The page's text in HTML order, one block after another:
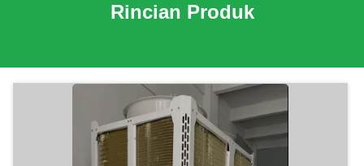
Rincian Produk